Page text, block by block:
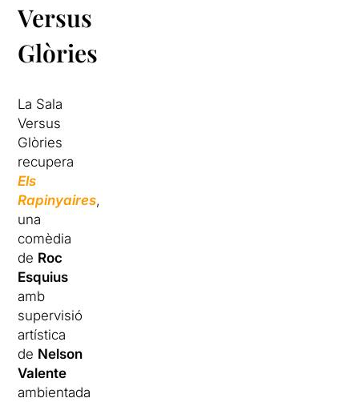
Versus
Glòries
La Sala
Versus
Glòries
recupera
Els
Rapinyaires,
una
comèdia
de Roc
Esquius
amb
supervisió
artística
de Nelson
Valente
ambientada